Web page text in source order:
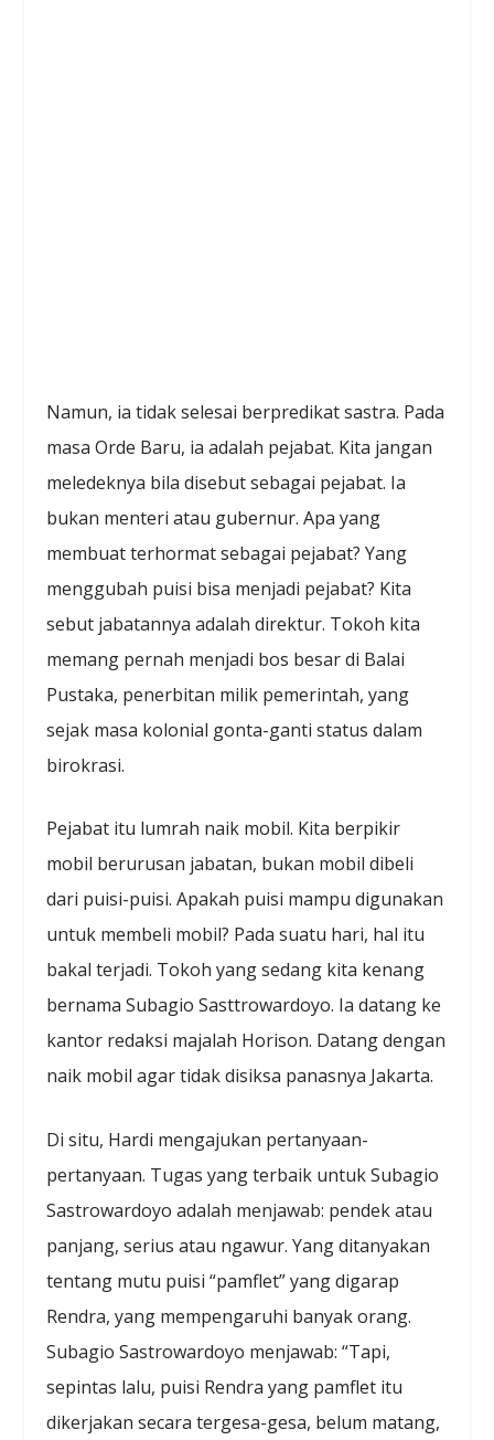
Namun, ia tidak selesai berpredikat sastra. Pada
masa Orde Baru, ia adalah pejabat. Kita jangan
meledeknya bila disebut sebagai pejabat. Ia
bukan menteri atau gubernur. Apa yang
membuat terhormat sebagai pejabat? Yang
menggubah puisi bisa menjadi pejabat? Kita
sebut jabatannya adalah direktur. Tokoh kita
memang pernah menjadi bos besar di Balai
Pustaka, penerbitan milik pemerintah, yang
sejak masa kolonial gonta-ganti status dalam
birokrasi.
Pejabat itu lumrah naik mobil. Kita berpikir
mobil berurusan jabatan, bukan mobil dibeli
dari puisi-puisi. Apakah puisi mampu digunakan
untuk membeli mobil? Pada suatu hari, hal itu
bakal terjadi. Tokoh yang sedang kita kenang
bernama Subagio Sasttrowardoyo. Ia datang ke
kantor redaksi majalah Horison. Datang dengan
naik mobil agar tidak disiksa panasnya Jakarta.
Di situ, Hardi mengajukan pertanyaan-
pertanyaan. Tugas yang terbaik untuk Subagio
Sastrowardoyo adalah menjawab: pendek atau
panjang, serius atau ngawur. Yang ditanyakan
tentang mutu puisi “pamflet” yang digarap
Rendra, yang mempengaruhi banyak orang.
Subagio Sastrowardoyo menjawab: “Tapi,
sepintas lalu, puisi Rendra yang pamflet itu
dikerjakan secara tergesa-gesa, belum matang,